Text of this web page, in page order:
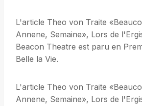
L'article Theo von Traite
Annene, Semaine», Lors de
Beacon Theatre est paru en
Belle la Vie.
L'article Theo von Traite
Annene, Semaine», Lors de